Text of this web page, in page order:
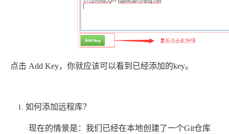
点击 Add Key，你就应该可以看到已经添加的key。
如何添加远程库？
现在的情景是：我们已经在本地创建了一个Git仓库